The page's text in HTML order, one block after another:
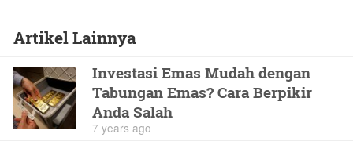
Artikel Lainnya
Investasi Emas Mudah dengan
Tabungan Emas? Cara Berpikir
Anda Salah
7 years ago